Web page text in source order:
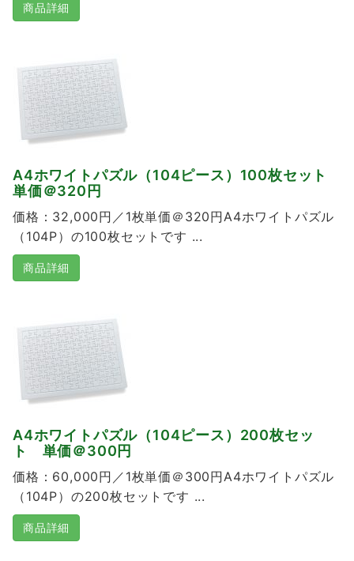
商品詳細
A4ホワイトパズル（104ピース）100枚セット
単価＠320円
価格：32,000円／1枚単価＠320円A4ホワイトパズル
（104P）の100枚セットです ...
商品詳細
A4ホワイトパズル（104ピース）200枚セッ
ト 単価＠300円
価格：60,000円／1枚単価＠300円A4ホワイトパズル
（104P）の200枚セットです ...
商品詳細